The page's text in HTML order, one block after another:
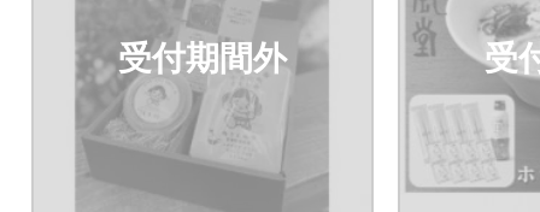
受付期間外 受